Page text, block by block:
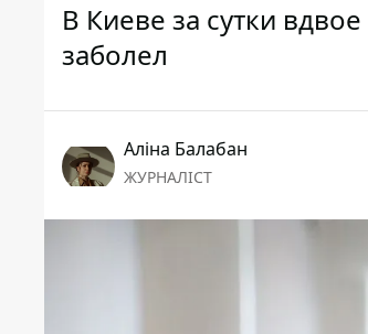
В Киеве за сутки
заболел
Аліна Балабан
ЖУРНАЛІСТ